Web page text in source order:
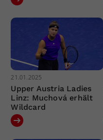
21.01.2025
Upper Austria Ladies
Linz: Muchová erhält
Wildcard